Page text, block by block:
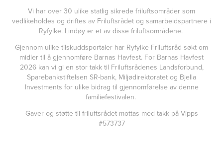
Vi har over 30 ulike statlig sikrede friluftsområder som
vedlikeholdes og driftes av Friluftsrådet og samarbeidspartnere i
Ryfylke. Lindøy er et av disse friluftsområdene.
Gjennom ulike tilskuddsportaler har Ryfylke Friluftsråd søkt om
midler til å gjennomføre Barnas Havfest. For Barnas Havfest
2026 kan vi gi en stor takk til Friluftsrådenes Landsforbund,
Sparebankstiftelsen SR-bank, Miljødirektoratet og Bjella
Investments for ulike bidrag til gjennomførelse av denne
familiefestivalen.
Gaver og støtte til friluftsrådet mottas med takk på Vipps
#573737